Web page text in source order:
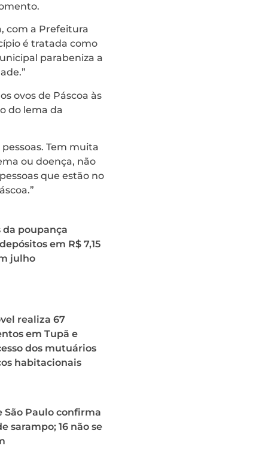
com a Prefeitura
é tratada como
parabeniza a
ovos de Páscoa às
do lema da
Tem muita
ou doença, não
que estão no
da poupança
em R$ 7,15
julho
realiza 67
em Tupã e
dos mutuários
habitacionais
São Paulo confirma
sarampo; 16 não se